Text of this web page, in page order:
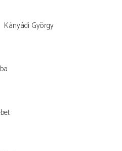
Kányádi György